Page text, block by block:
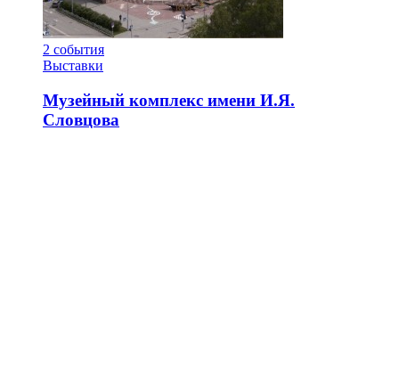
2 события
Выставки
Музейный комплекс имени И.Я.
Словцова